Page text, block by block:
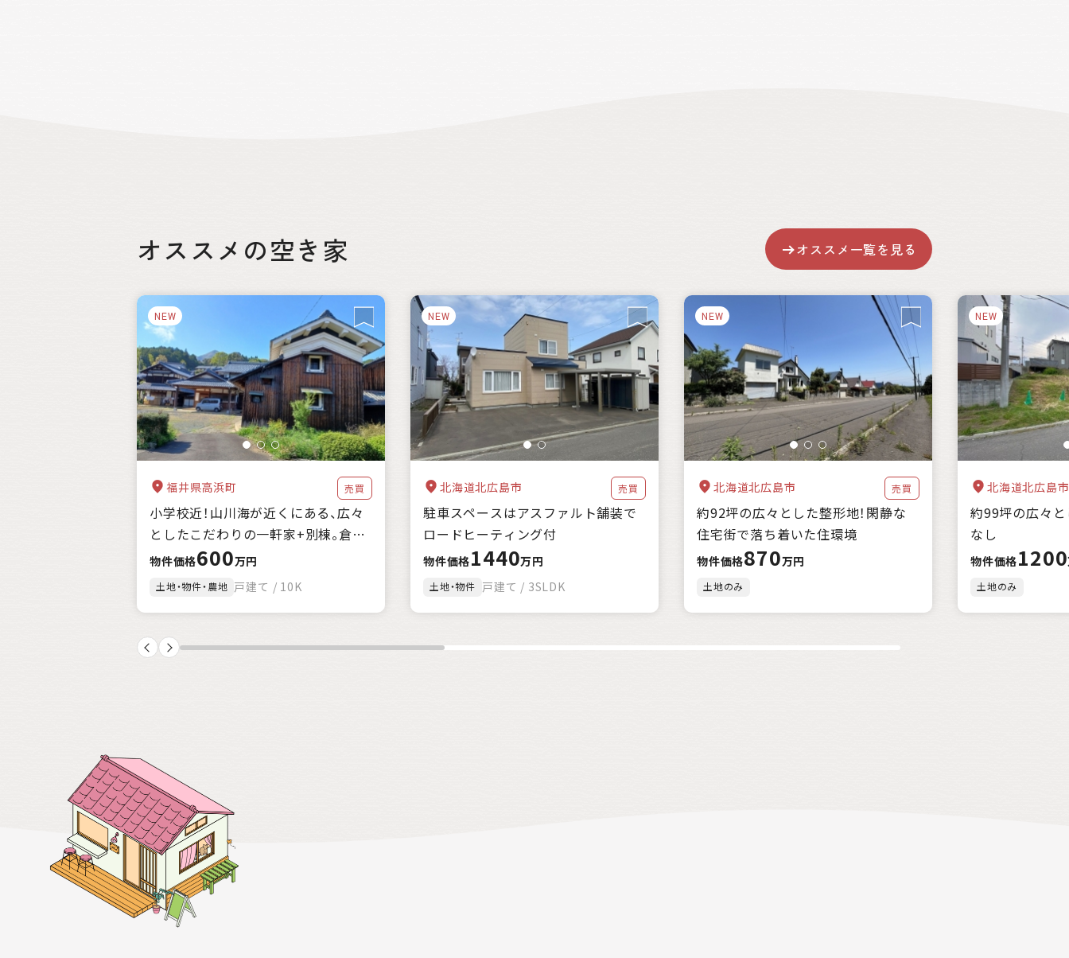
絞り込み
都道府県
自治体の特徴 海に近い 森林が豊か 暖かい地域 涼しい地域 交通が便利
都市近郊
支援制度
家賃補助 住宅購入補助 リフォーム補助 移住補助
起業補助
キーワード
件 クリア 絞込み検索
オススメの空き家
NEW
福井県高浜町 売買
小学校近！山川海が近くにある、広々
としたこだわりの一軒家+別棟。倉
庫、農地付。
物件価格600万円
土地・物件・農地 戸建て / 10K
NEW
北海道北広島市 売買
駐車スペースはアスファルト舗装で
ロードヒーティング付
物件価格1440万円
土地・物件 戸建て / 3SLDK
NEW
北海道北広島市 売買
約92坪の広々とした整形地！閑静な
住宅街で落ち着いた住環境
物件価格870万円
土地のみ
NEW
北海道北広島市
約99坪の広々と
なし
物件価格1200
土地のみ
オススメ一覧を見る